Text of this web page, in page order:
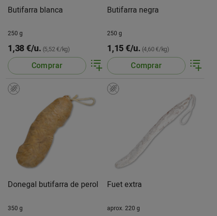
Butifarra blanca
250 g
1,38 €/u. (5,52 €/kg)
Comprar
Butifarra negra
250 g
1,15 €/u. (4,60 €/kg)
Comprar
Donegal butifarra de perol
350 g
Fuet extra
aprox. 220 g